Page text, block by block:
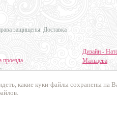
какие куки-файлы сохранены на
защищены. Доставка
проезда
и в другие города
Дизайн -
Мальцева
Промо